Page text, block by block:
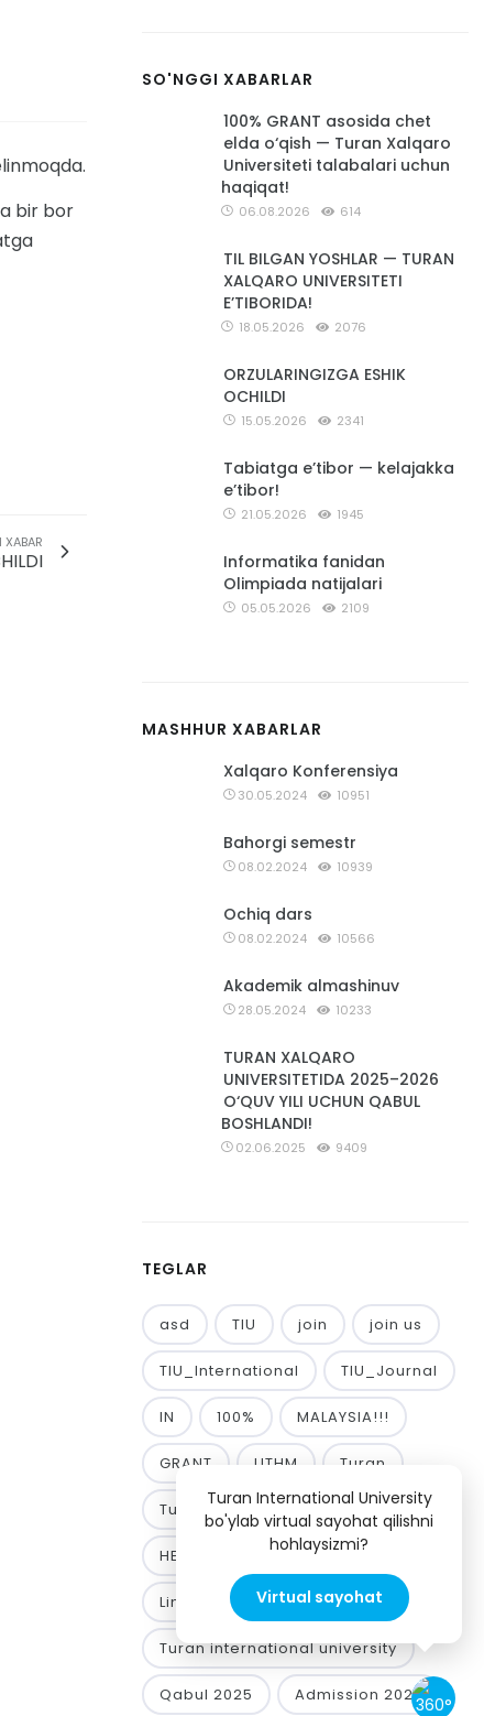
bir bor
XABAR
SO'NGGI XABARLAR
100% GRANT asosida chet
elda o‘qish — Turan Xalqaro
Universiteti talabalari uchun
haqiqat!
06.08.2026 614
TIL BILGAN YOSHLAR — TURAN
XALQARO UNIVERSITETI
E’TIBORIDA!
18.05.2026 2076
ORZULARINGIZGA ESHIK
OCHILDI
15.05.2026 2341
Tabiatga e’tibor — kelajakka
e’tibor!
21.05.2026 1945
Informatika fanidan
Olimpiada natijalari
05.05.2026 2109
MASHHUR XABARLAR
Xalqaro Konferensiya
30.05.2024 10951
Bahorgi semestr
08.02.2024 10939
Ochiq dars
08.02.2024 10566
Akademik almashinuv
28.05.2024 10233
TURAN XALQARO
UNIVERSITETIDA 2025–2026
O‘QUV YILI UCHUN QABUL
BOSHLANDI!
02.06.2025 9409
TEGLAR
asd TIU join join us
TIU_International TIU_Journal
IN 100% MALAYSIA!!!
GRANT UTHM Turan
Turan International University
HELP University
Limkokwing University
Turan international university
Qabul 2025 Admission 2025
Turan International University
bo'ylab virtual sayohat qilishni
hohlaysizmi?
Virtual sayohat